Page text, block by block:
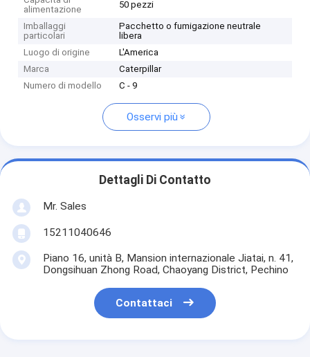
alimentazione
50 pezzi
Imballaggi
particolari
Pacchetto o fumigazione neutrale
libera
Luogo di origine
L'America
Marca
Caterpillar
Numero di modello
C - 9
Osservi più
Dettagli Di Contatto
Mr. Sales
15211040646
Piano 16, unità B, Mansion internazionale Jiatai, n. 41,
Dongsihuan Zhong Road, Chaoyang District, Pechino
Contattaci